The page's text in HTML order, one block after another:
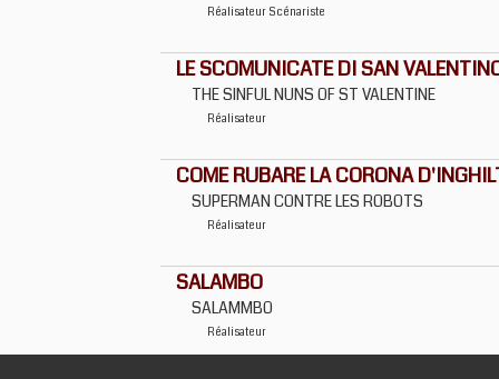
Réalisateur Scénariste
LE SCOMUNICATE DI SAN
THE SINFUL NUNS OF ST VALENTINE
Réalisateur
COME RUBARE LA CORONA
SUPERMAN CONTRE LES ROBOTS
Réalisateur
SALAMBO
SALAMMBO
Réalisateur